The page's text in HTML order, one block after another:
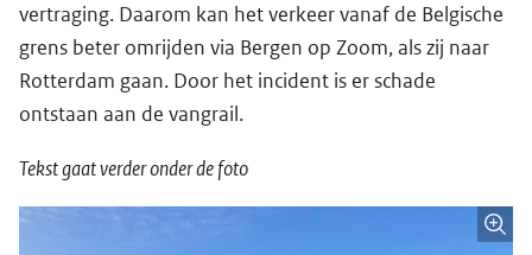
vertraging. Daarom kan het verkeer vanaf de Belgische
grens beter omrijden via Bergen op Zoom, als zij naar
Rotterdam gaan. Door het incident is er schade
ontstaan aan de vangrail.
Tekst gaat verder onder de foto